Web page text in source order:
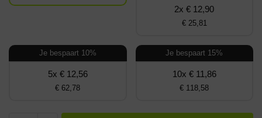
2x € 12,90
€ 25,81
Je bespaart 10%
5x € 12,56
€ 62,78
Je bespaart 15%
10x € 11,86
€ 118,58